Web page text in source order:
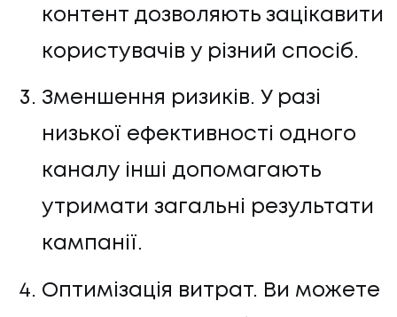
контент дозволяють зацікавити
користувачів у різний спосіб.
Зменшення ризиків. У разі
низької ефективності одного
каналу інші допомагають
утримати загальні результати
кампанії.
Оптимізація витрат. Ви можете